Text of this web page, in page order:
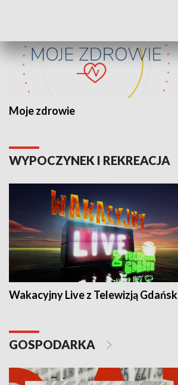
Moje zdrowie
WYPOCZYNEK I REKREACJA
Wakacyjny Live z Telewizją Gdańsk
GOSPODARKA